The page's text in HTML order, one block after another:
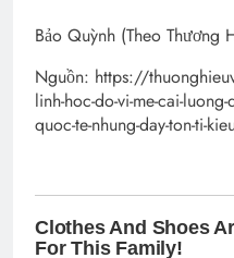
Bảo Quỳnh (Theo Thương
Nguồn: https://
linh-hoc-do-vi-me-cai-
quoc-te-nhung-day-ton-ti-